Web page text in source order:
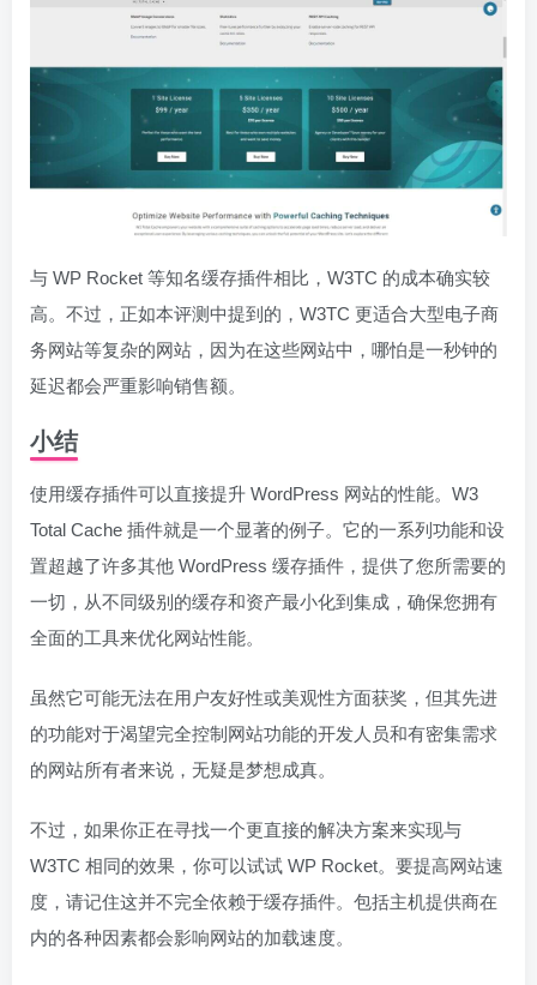
与 WP Rocket 等知名缓存插件相比，W3TC 的成本确实较
高。不过，正如本评测中提到的，W3TC 更适合大型电子商
务网站等复杂的网站，因为在这些网站中，哪怕是一秒钟的
延迟都会严重影响销售额。
小结
使用缓存插件可以直接提升 WordPress 网站的性能。W3
Total Cache 插件就是一个显著的例子。它的一系列功能和设
置超越了许多其他 WordPress 缓存插件，提供了您所需要的
一切，从不同级别的缓存和资产最小化到集成，确保您拥有
全面的工具来优化网站性能。
虽然它可能无法在用户友好性或美观性方面获奖，但其先进
的功能对于渴望完全控制网站功能的开发人员和有密集需求
的网站所有者来说，无疑是梦想成真。
不过，如果你正在寻找一个更直接的解决方案来实现与
W3TC 相同的效果，你可以试试 WP Rocket。要提高网站速
度，请记住这并不完全依赖于缓存插件。包括主机提供商在
内的各种因素都会影响网站的加载速度。